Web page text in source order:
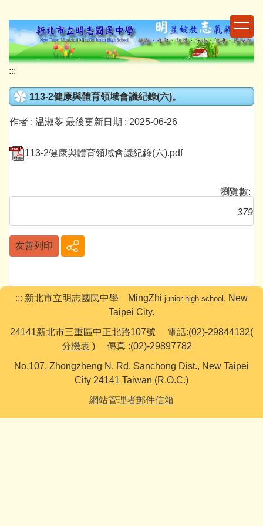
到
主
要
內
區
:::
113-2健康與體育領域會議紀錄(六)。
作者 : 温淑苓 最後更新日期 : 2025-06-26
113-2健康與體育領域會議紀錄(六).pdf
瀏覽數:
379
友善列印
::: 新北市立明志國民中學 MingZhi junior high school , New
Taipei City.
24141新北市三重區中正北路107號 電話:(02)-29844132(
分機表 ) 傳真 :(02)-29897782
No.107, Zhongzheng N. Rd. Sanchong Dist., New Taipei
City 24141 Taiwan (R.O.C.)
網站管理者郵件信箱